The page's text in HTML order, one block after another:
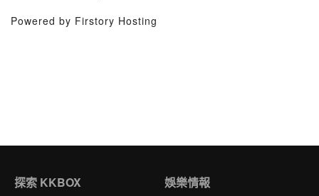
Powered by Firstory Hosting
探索 KKBOX 娛樂情報